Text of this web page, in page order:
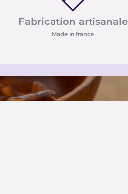
Fabrication artisanale
Made in france